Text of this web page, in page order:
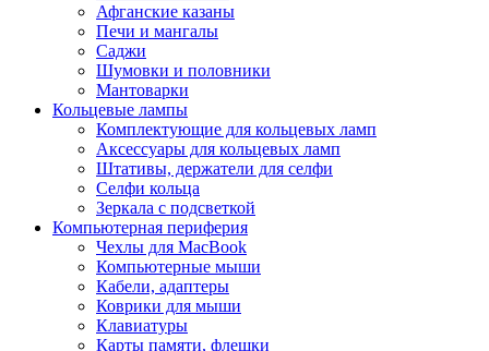
Афганские казаны
Печи и мангалы
Саджи
Шумовки и половники
Мантоварки
Кольцевые лампы
Комплектующие для кольцевых ламп
Аксессуары для кольцевых ламп
Штативы, держатели для селфи
Селфи кольца
Зеркала с подсветкой
Компьютерная периферия
Чехлы для MacBook
Компьютерные мыши
Кабели, адаптеры
Коврики для мыши
Клавиатуры
Карты памяти, флешки